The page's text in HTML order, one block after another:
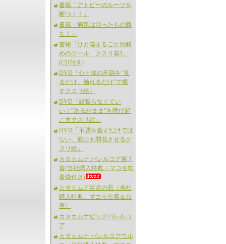
書籍「アトピーのルーツを
断つ！！」
書籍「病気は治ったもの勝
ち！」
書籍「ひと箱まるごと目醒
めのツール クスリ箱1」
(CD付き)
DVD「心と体の不調を”見
るだけ、触れるだけ”で癒
すクスリ絵」
DVD「頑張らなくてい
い！”あるがまま”を呼び起
こすクスリ絵」
DVD「不調を癒すだけでは
ない、能力も開花させるク
スリ絵」
カタカムナ バレルコア第７
首(当社購入特典・マコモ巾
着袋付き)
カタカムナ賢者の石（当社
購入特典、マコモ巾着＆台
座）
カタカムナビッグバレルコ
ア
カタカムナ バレルコアウル